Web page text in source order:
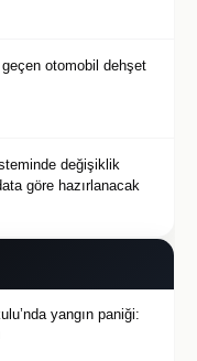
otomobil dehşet
değişiklik
göre hazırlanacak
yangın paniği: